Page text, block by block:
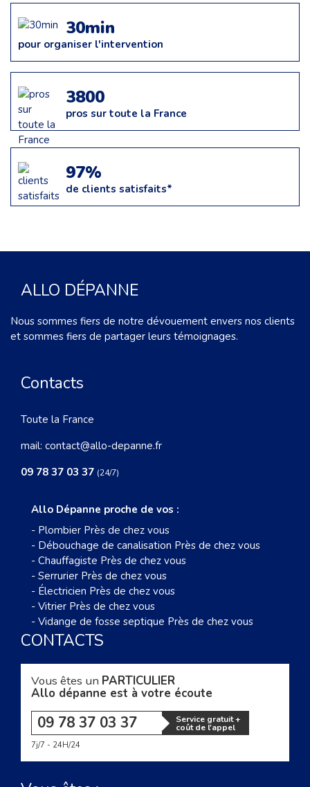
30min
pour organiser l'intervention
3800
pros sur toute la France
97%
de clients satisfaits*
ALLO DÉPANNE
Nous sommes fiers de notre dévouement envers nos clients
et sommes fiers de partager leurs témoignages.
Contacts
Toute la France
mail: contact@allo-depanne.fr
09 78 37 03 37 (24/7)
Allo Dépanne proche de vos :
- Plombier Près de chez vous
- Débouchage de canalisation Près de chez vous
- Chauffagiste Près de chez vous
- Serrurier Près de chez vous
- Électricien Près de chez vous
- Vitrier Près de chez vous
- Vidange de fosse septique Près de chez vous
CONTACTS
Vous êtes un PARTICULIER
Allo dépanne est à votre écoute
09 78 37 03 37 Service gratuit +
coût de l'appel
7j/7 - 24H/24